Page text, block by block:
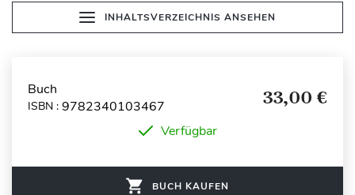
INHALTSVERZEICHNIS ANSEHEN
Buch
ISBN : 9782340103467 33,00 €
Verfügbar
BUCH KAUFEN